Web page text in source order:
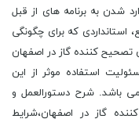
شدن به برنامه های از قبل
استانداردی که برای چگونگی
تصحیح کننده گاز در اصفهان
استفاده موثر از این
باشد. شرح دستورالعمل و
گاز در اصفهان،شرایط